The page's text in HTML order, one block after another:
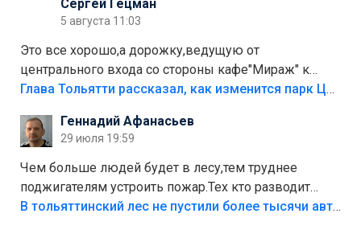
Сергей Гецман
5 августа 11:03
Это все хорошо,а дорожку,ведущую от
центрального входа со стороны кафе"Мираж" к
аттракционам слабо доделать?А то бордюры
лежала в парке и испортилась.Да еще,видимо,часть
украли.
Глава Тольятти рассказал, как изменится парк Центрального района
Геннадий Афанасьев
29 июля 19:59
Чем больше людей будет в лесу,тем труднее
поджигателям устроить пожар.Тех кто разводит
костры,тех надо безбожно штрафовать.Камер полно
В тольяттинский лес не пустили более тысячи автомобилей